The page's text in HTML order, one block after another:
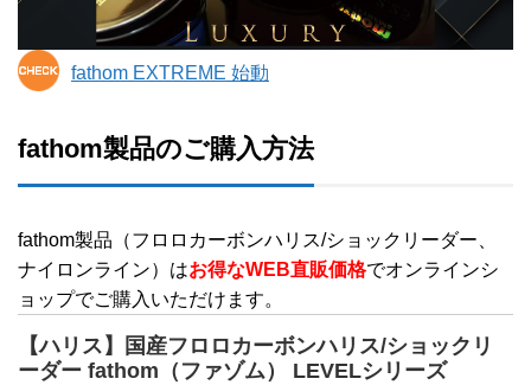
fathom EXTREME 始動
fathom製品のご購入方法
fathom製品（フロロカーボンハリス/ショックリーダー、
ナイロンライン）はお得なWEB直販価格でオンラインシ
ョップでご購入いただけます。
【ハリス】国産フロロカーボンハリス/ショックリ
ーダー fathom（ファゾム） LEVELシリーズ